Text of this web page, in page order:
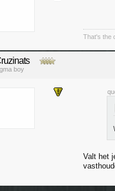
That's the
boy
Valt het